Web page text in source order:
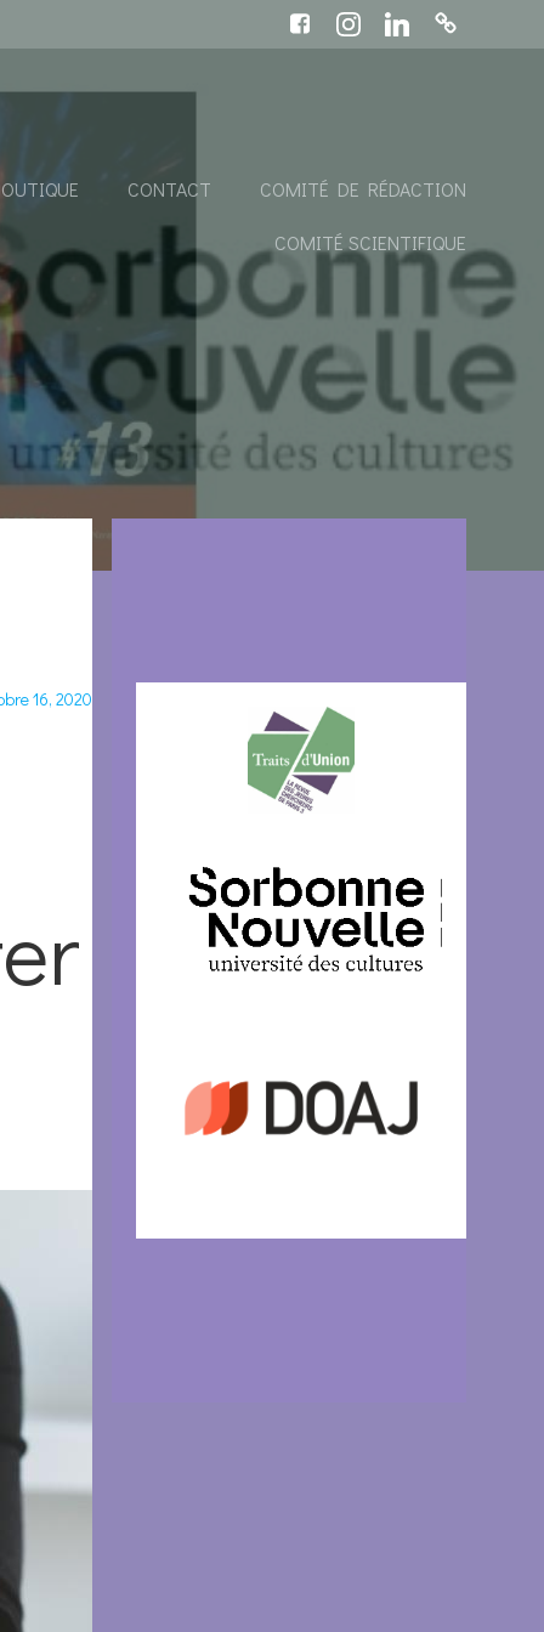
CONTACT COMITÉ DE RÉDACTION
COMITÉ SCIENTIFIQUE
16, 2020